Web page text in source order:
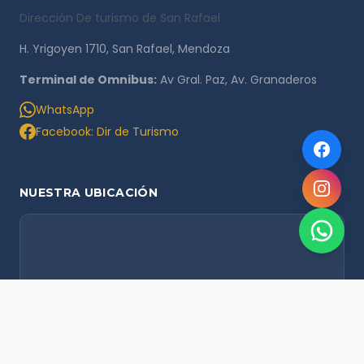
Dirección De turismo de San Rafael
H. Yrigoyen 1710, San Rafael, Mendoza
Terminal de Omnibus: Av Gral. Paz, Av. Granaderos
WhatsApp
Facebook: Dir de Turismo
NUESTRA UBICACIÓN